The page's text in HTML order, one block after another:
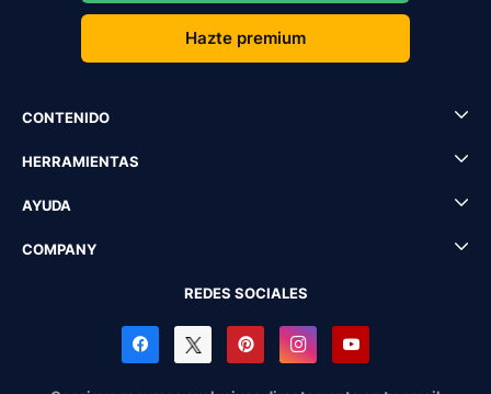
Hazte premium
CONTENIDO
HERRAMIENTAS
AYUDA
COMPANY
REDES SOCIALES